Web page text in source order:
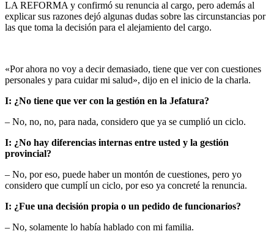
LA REFORMA y confirmó su renuncia al cargo, pero además al
explicar sus razones dejó algunas dudas sobre las circunstancias por
las que toma la decisión para el alejamiento del cargo.
«Por ahora no voy a decir demasiado, tiene que ver con cuestiones
personales y para cuidar mi salud», dijo en el inicio de la charla.
I: ¿No tiene que ver con la gestión en la Jefatura?
– No, no, no, para nada, considero que ya se cumplió un ciclo.
I: ¿No hay diferencias internas entre usted y la gestión
provincial?
– No, por eso, puede haber un montón de cuestiones, pero yo
considero que cumplí un ciclo, por eso ya concreté la renuncia.
I: ¿Fue una decisión propia o un pedido de funcionarios?
– No, solamente lo había hablado con mi familia.